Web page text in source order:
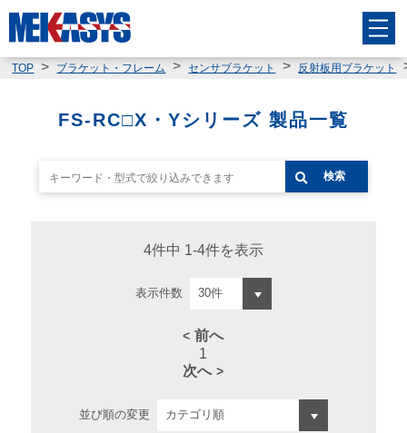
TOP ブラケット・フレーム センサブラケット 反射板用ブラケット
FS-RC□X・Yシリーズ 製品一覧
検索
4件中 1-4件を表示
表示件数
前へ
1
次へ
並び順の変更